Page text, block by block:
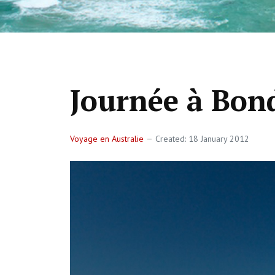
Journée à
Voyage en Australie Created: 18 January 2012